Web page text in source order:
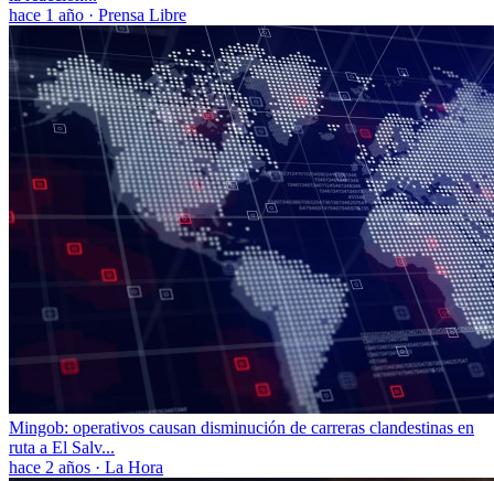
hace 1 año · Prensa Libre
Mingob: operativos causan disminución de carreras clandestinas en
ruta a El Salv...
hace 2 años · La Hora